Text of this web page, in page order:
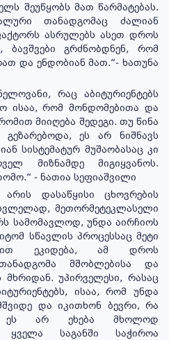
შეუწყობს მათ წარმატებას.
თანადგომაც ძალიან
ასრულებს ასეთ დროს
ბავშვები გრძნობდნენ, რომ
და ენდობიან მათ.“- ხათუნა
რაც აბიტურიენტებს
ისაა, რომ მონდომებითა და
მიიღება შედეგი. თუ წინა
ეს არ ნიშნავს
სისტემატურ მუშაობასაც კი
მიზნამდე მიგიყვანოს.
- ნათია სეფიაშვილი
არის დასაწყისი ცხოვრების
მეთორმეტეკლასელი
სამომავლოდ, უნდა აირჩიოს
სწავლის პროცესსაც მეტი
ეკიდება, ამ დროს
მშობლებისა და
მხრიდან. უპირველესი, რასაც
ისაა, რომ უნდა
და იკითხონ ბევრი, რა
ეს არ ეხება მხოლოდ
ყველა საგანში საჭიროა